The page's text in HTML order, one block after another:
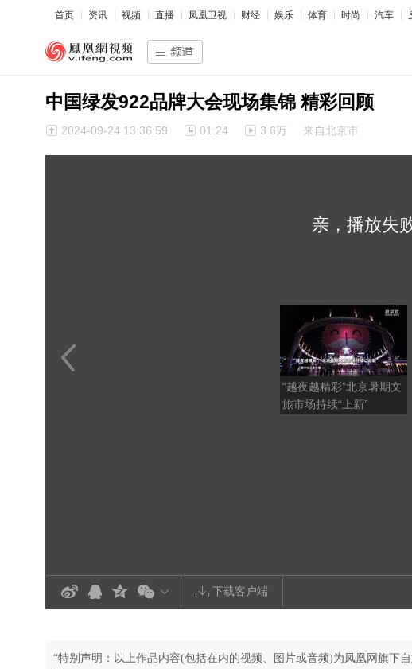
首页 资讯 视频 直播 凤凰卫视 财经 娱乐 体育 时尚 汽车
中国绿发922品牌大会现场集锦 精彩回顾
2024-09-24 13:36:59 01:24 3.6万 来自北京市
亲，播放失
“越夜越精彩”北京暑期文
旅市场持续“上新”
下载客户端
“特别声明：以上作品内容(包括在内的视频、图片或音频)为凤凰网旗下